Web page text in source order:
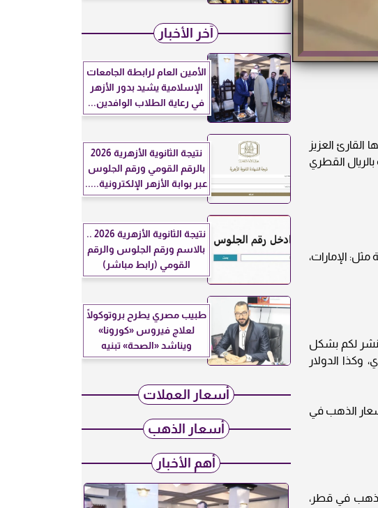
العزيز
بالريال القطري
الإمارات،
«العرب 24» لاهتمامات القراء ننشر لكم بشكل
وكذا الدولار
قطر، وكذا إلى جانب أسعار الذهب في
جرام الذهب في قطر،
آخر الأخبار
الأمين العام لرابطة الجامعات
الإسلامية يشيد بدور الأزهر
في رعاية الطلاب الوافدين...
نتيجة الثانوية الأزهرية 2026
بالرقم القومي ورقم الجلوس
عبر بوابة الأزهر الإلكترونية.....
نتيجة الثانوية الأزهرية 2026 ..
بالاسم ورقم الجلوس والرقم
القومي (رابط مباشر)
طبيب مصري يطرح بروتوكولًا
لعلاج فيروس «كورونا»
ويناشد «الصحة» تبنيه
أسعار العملات
أسعار الذهب
أهم الأخبار